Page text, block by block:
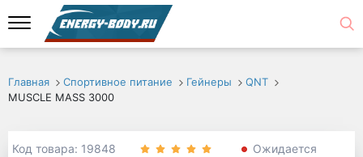
Главная Спортивное питание Гейнеры
QNT
MUSCLE MASS 3000
Код товара: 19848
Ожидается